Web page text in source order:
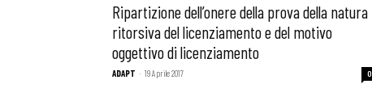
Ripartizione dell’onere della prova della natura
ritorsiva del licenziamento e del motivo
oggettivo di licenziamento
ADAPT - 19 Aprile 2017 0